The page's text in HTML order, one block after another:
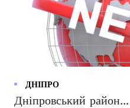
ДНІПРО
Дніпровський район...